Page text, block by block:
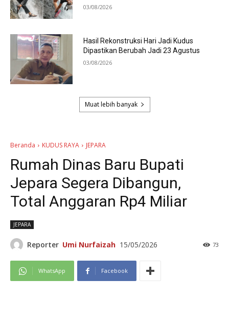
03/08/2026
Hasil Rekonstruksi Hari Jadi Kudus
Dipastikan Berubah Jadi 23 Agustus
03/08/2026
Muat lebih banyak